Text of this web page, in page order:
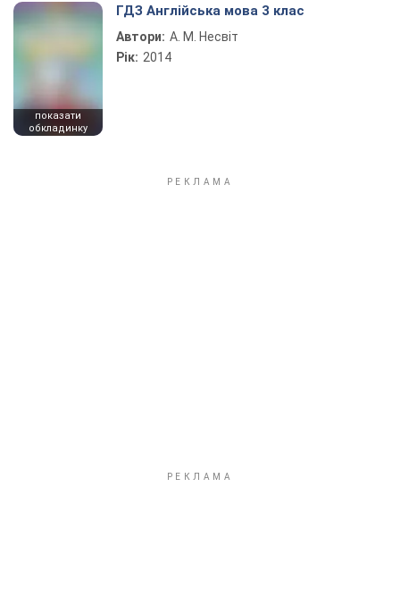
показати
обкладинку
ГДЗ Англійська мова 3 клас
Автори: А. М. Несвіт
Рік: 2014